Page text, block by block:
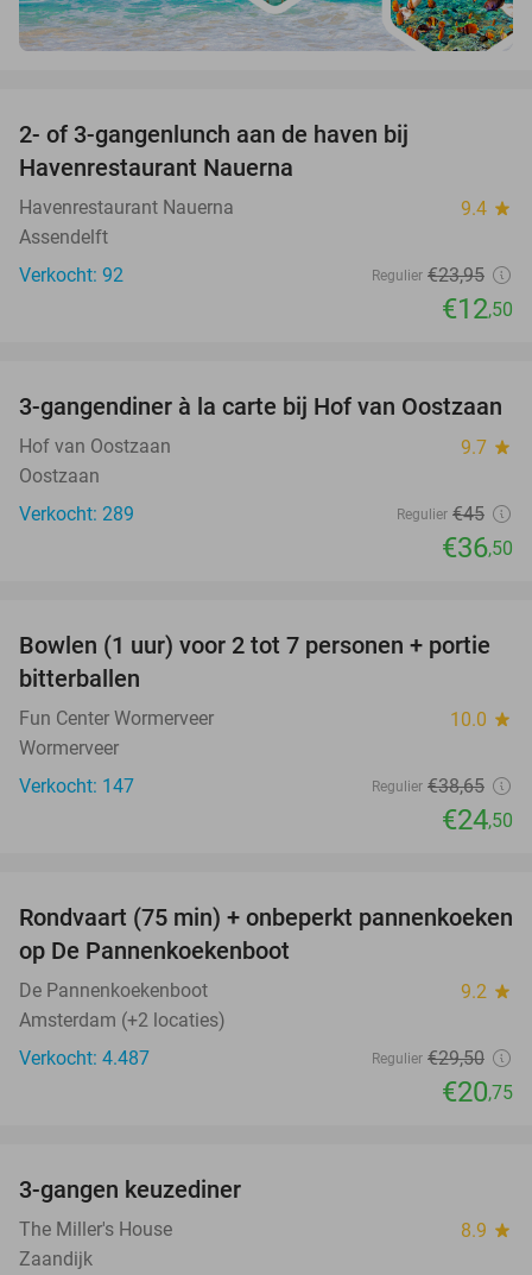
2- of 3-gangenlunch aan de haven bij
Havenrestaurant Nauerna
Havenrestaurant Nauerna 9.4 star
Assendelft
Verkocht: 92
Regulier €23,95
€12,50
19%
3-gangendiner à la carte bij Hof van Oostzaan
Hof van Oostzaan 9.7 star
Oostzaan
Verkocht: 289
Regulier €45
€36,50
37%
Bowlen (1 uur) voor 2 tot 7 personen + portie
bitterballen
Fun Center Wormerveer 10.0 star
Wormerveer
Verkocht: 147
Regulier €38,65
€24,50
30%
Rondvaart (75 min) + onbeperkt pannenkoeken
op De Pannenkoekenboot
De Pannenkoekenboot 9.2 star
Amsterdam (+2 locaties)
Verkocht: 4.487
Regulier €29,50
€20,75
3-gangen keuzediner
The Miller's House 8.9 star
Zaandijk